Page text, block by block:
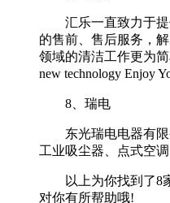
汇乐一直致力于提
的售前、售后服务，
领域的清洁工作更为
new technology Enjoy
8、瑞电
东光瑞电电器有限
工业吸尘器、点式空
以上为你找到了8家
对你有所帮助哦!